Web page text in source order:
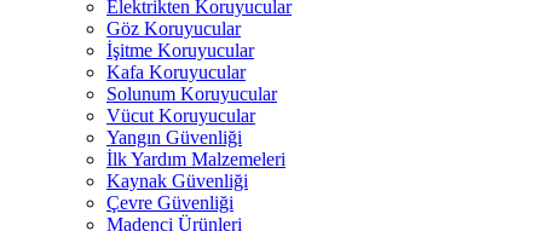
Elektrikten Koruyucular
Göz Koruyucular
İşitme Koruyucular
Kafa Koruyucular
Solunum Koruyucular
Vücut Koruyucular
Yangın Güvenliği
İlk Yardım Malzemeleri
Kaynak Güvenliği
Çevre Güvenliği
Madenci Ürünleri